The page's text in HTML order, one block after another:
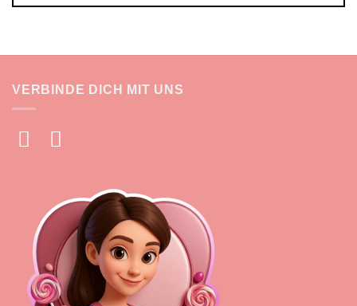
VERBINDE DICH MIT UNS